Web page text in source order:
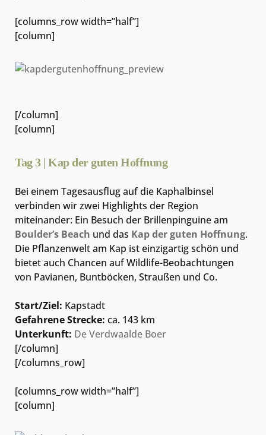
[columns_row width=”half”]
[column]
[/column]
[column]
Tag 3 | Kap der guten Hoffnung
Bei einem Tagesausflug auf die Kaphalbinsel
verbinden wir zwei Highlights der Region
miteinander: Ein Besuch der Brillenpinguine am
Boulder’s Beach und das Kap der guten Hoffnung.
Die Pflanzenwelt am Kap ist einzigartig schön und
bietet auch Chancen auf Wildlife-Beobachtungen
von Pavianen, Buntböcken, Straußen und Co.
Start/Ziel: Kapstadt
Gefahrene Strecke: ca. 143 km
Unterkunft: De Verdwaalde Boer
[/column]
[/columns_row]
[columns_row width=”half”]
[column]